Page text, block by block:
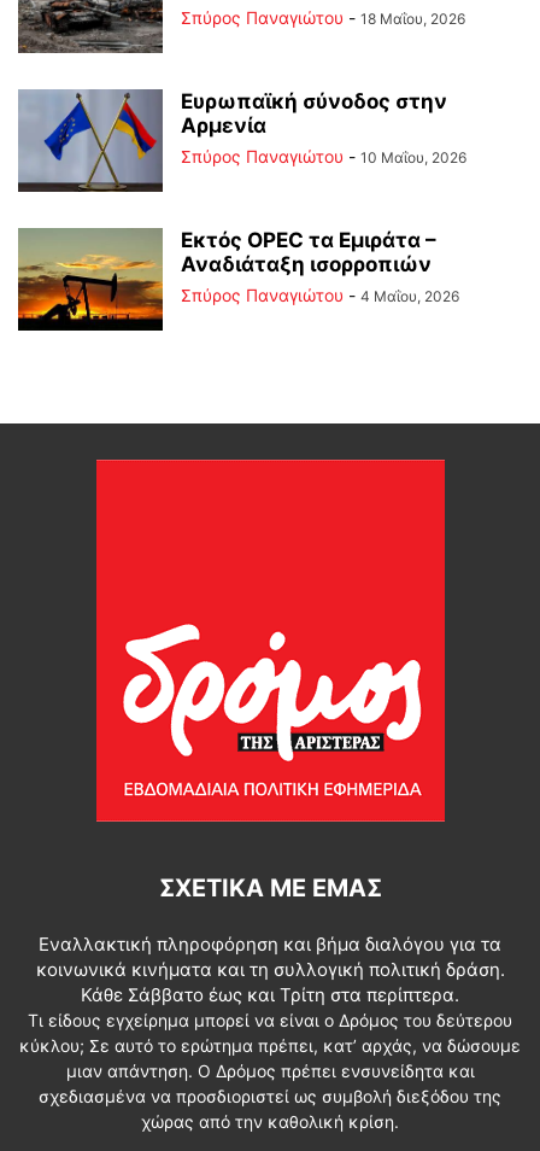
Σπύρος Παναγιώτου - 18 Μαΐου, 2026
Ευρωπαϊκή σύνοδος στην
Αρμενία
Σπύρος Παναγιώτου - 10 Μαΐου, 2026
Εκτός OPEC τα Εμιράτα –
Αναδιάταξη ισορροπιών
Σπύρος Παναγιώτου - 4 Μαΐου, 2026
ΣΧΕΤΙΚΆ ΜΕ ΕΜΆΣ
Εναλλακτική πληροφόρηση και βήμα διαλόγου για τα
κοινωνικά κινήματα και τη συλλογική πολιτική δράση.
Κάθε Σάββατο έως και Τρίτη στα περίπτερα.
Τι είδους εγχείρημα μπορεί να είναι ο Δρόμος του δεύτερου
κύκλου; Σε αυτό το ερώτημα πρέπει, κατ’ αρχάς, να δώσουμε
μιαν απάντηση. Ο Δρόμος πρέπει ενσυνείδητα και
σχεδιασμένα να προσδιοριστεί ως συμβολή διεξόδου της
χώρας από την καθολική κρίση.